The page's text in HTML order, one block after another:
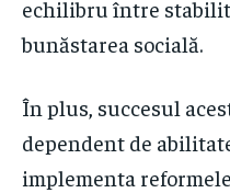
echilibru între
bunăstarea socială.
În plus, succesul
dependent de
implementa